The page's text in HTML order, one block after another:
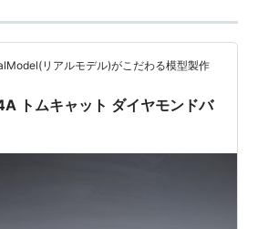
リアルモデル)がこだわる模型製作
トムキャット ダイヤモンドバ